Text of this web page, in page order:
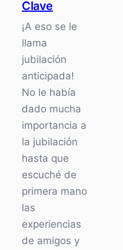
Clave
¡A eso se le
llama
jubilación
anticipada!
No le había
dado mucha
importancia a
la jubilación
hasta que
escuché de
primera mano
las
experiencias
de amigos y